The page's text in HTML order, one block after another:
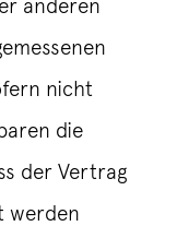
nicht
die
der Vertrag
werden